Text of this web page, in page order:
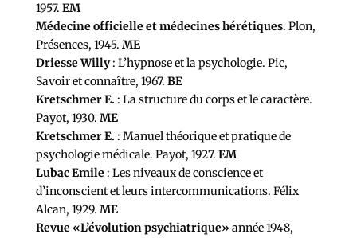
1957. EM
Médecine officielle et médecines hérétiques. Plon,
Présences, 1945. ME
Driesse Willy: L’hypnose et la psychologie. Pic,
Savoir et connaître, 1967. BE
Kretschmer E. : La structure du corps et le caractère.
Payot, 1930. ME
Kretschmer E. : Manuel théorique et pratique de
psychologie médicale. Payot, 1927. EM
Lubac Emile: Les niveaux de conscience et
d’inconscient et leurs intercommunications. Félix
Alcan, 1929. ME
Revue «L’évolution psychiatrique» année 1948,